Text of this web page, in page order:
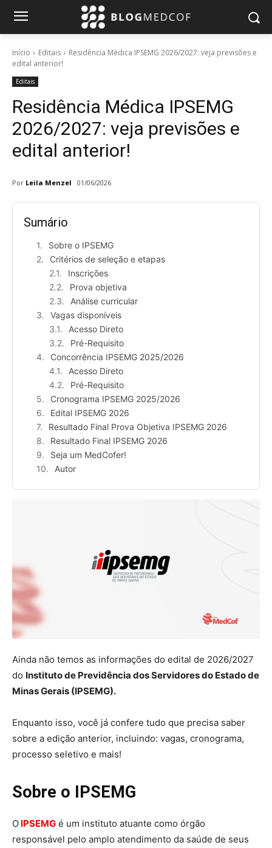
Início Editais
Residência Médica IPSEMG 2026/2027: veja previsões e
edital anterior!
Editais
Residência Médica IPSEMG
2026/2027: veja previsões e
edital anterior!
Por Leila Menzel 01/06/2026
Sumário
Sobre o IPSEMG
Critérios de seleção e etapas
Inscrições
Prova objetiva
Análise curricular
Vagas disponíveis
Acesso Direto
Pré-Requisito
Concorrência IPSEMG 2025/2026
Acesso Direto
Pré-Requisito
Cronograma IPSEMG 2025/2026
Edital IPSEMG 2026
Resultado Final Prova Objetiva IPSEMG 2026
Resultado Final IPSEMG 2026
Seja um MedCofer!
Autor
Ainda não temos as informações do edital de 2026/2027
do Instituto de Previdência dos Servidores do Estado de
Minas Gerais (IPSEMG).
Enquanto isso, você já confere tudo que precisa saber
sobre a edição anterior, incluindo: vagas, cronograma,
processo seletivo e mais!
Sobre o IPSEMG
O IPSEMG é um instituto atuante como órgão
responsável pelo amplo atendimento da saúde de seus